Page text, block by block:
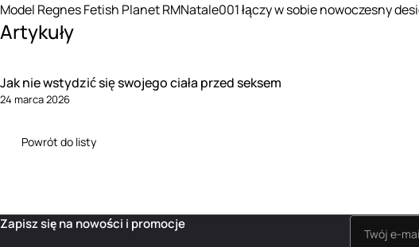
Model Regnes Fetish Planet RMNatale001 łączy w sobie nowoczesny
Artykuły
Jak nie wstydzić się swojego ciała przed seksem
24 marca 2026
Powrót do listy
Zapisz się na nowości i promocje